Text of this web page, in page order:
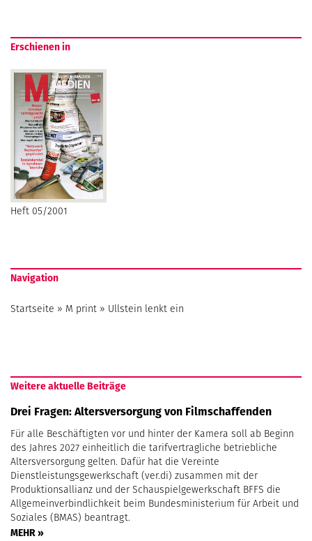
Erschienen in
Heft 05/2001
Navigation
Startseite » M print » Ullstein lenkt ein
Weitere aktuelle Beiträge
Drei Fragen: Altersversorgung von Filmschaffenden
Für alle Beschäftigten vor und hinter der Kamera soll ab Beginn
des Jahres 2027 einheitlich die tarifvertragliche betriebliche
Altersversorgung gelten. Dafür hat die Vereinte
Dienstleistungsgewerkschaft (ver.di) zusammen mit der
Produktionsallianz und der Schauspielgewerkschaft BFFS die
Allgemeinverbindlichkeit beim Bundesministerium für Arbeit und
Soziales (BMAS) beantragt.
MEHR »